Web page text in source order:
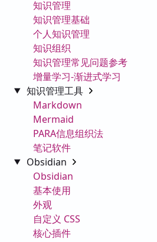
知识管理
知识管理基础
个人知识管理
知识组织
知识管理常见问题参考
增量学习-渐进式学习
知识管理工具
Markdown
Mermaid
PARA信息组织法
笔记软件
Obsidian
Obsidian
基本使用
外观
自定义 CSS
核心插件